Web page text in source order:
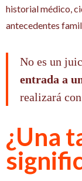
historial médico,
antecedentes
No es un
entrada a
realizará
¿Una